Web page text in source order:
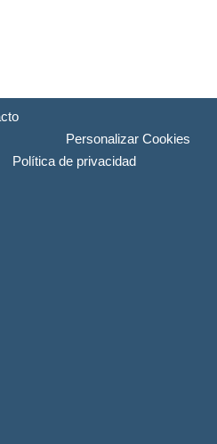
Personalizar Cookies
Política de privacidad